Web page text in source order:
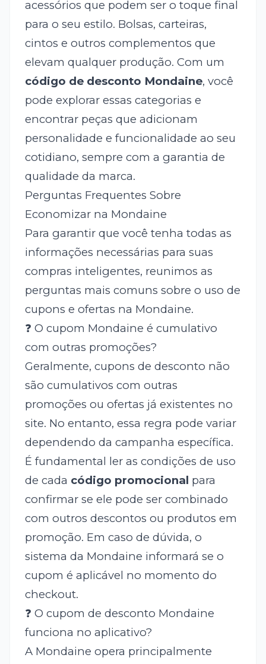
acessórios que podem ser o toque final
para o seu estilo. Bolsas, carteiras,
cintos e outros complementos que
elevam qualquer produção. Com um
código de desconto Mondaine, você
pode explorar essas categorias e
encontrar peças que adicionam
personalidade e funcionalidade ao seu
cotidiano, sempre com a garantia de
qualidade da marca.
Perguntas Frequentes Sobre
Economizar na Mondaine
Para garantir que você tenha todas as
informações necessárias para suas
compras inteligentes, reunimos as
perguntas mais comuns sobre o uso de
cupons e ofertas na Mondaine.
❓ O cupom Mondaine é cumulativo
com outras promoções?
Geralmente, cupons de desconto não
são cumulativos com outras
promoções ou ofertas já existentes no
site. No entanto, essa regra pode variar
dependendo da campanha específica.
É fundamental ler as condições de uso
de cada código promocional para
confirmar se ele pode ser combinado
com outros descontos ou produtos em
promoção. Em caso de dúvida, o
sistema da Mondaine informará se o
cupom é aplicável no momento do
checkout.
❓ O cupom de desconto Mondaine
funciona no aplicativo?
A Mondaine opera principalmente